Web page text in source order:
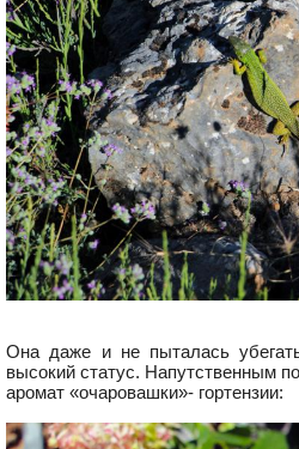
Она даже и не пыталась
высокий статус. Напутственным
аромат «очаровашки»- гортензии: